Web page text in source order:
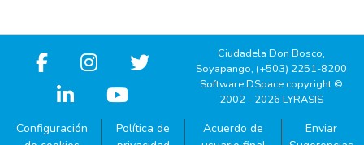
Ciudadela Don Bosco,
Soyapango, (+503) 2251-8200
Software DSpace copyright ©
2002 - 2026 LYRASIS
Configuración
Política de
Acuerdo de
Enviar